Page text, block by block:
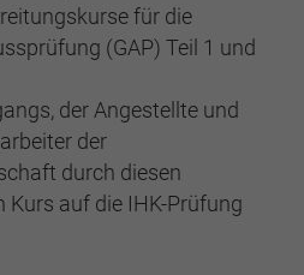
für die
(GAP) Teil 1 und
der Angestellte und
der
durch diesen
Kurs auf die IHK-Prüfung
speichert Ihre Consent-
Unter anderem eine zufällig
ID, für die historische
Ihrer vorgenommen
falls der Webseiten-Betreiber
hat.
dazu, wie oft ein Benutzer
besucht hat, sowie Daten für
und letzten Besuch. Von Google
verwendet.